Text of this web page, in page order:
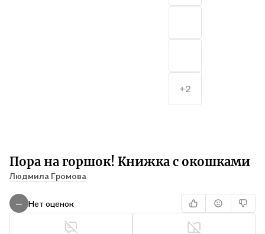
Пора на горшок! Книжка с окошками
Людмила Громова
— Нет оценок
+2